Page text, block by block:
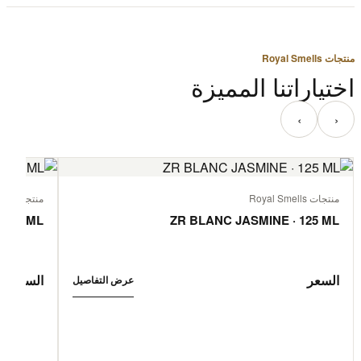
منتجات Royal Smells
اختياراتنا المميزة
‹ ›
منتجات Royal Smells
ZR BLANC JASMINE · 125 ML
السعر عرض التفاصيل
منتجات Royal Smells
ML
السعر